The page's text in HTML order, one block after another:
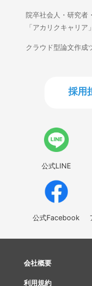
院卒社会人・研究者
「アカリクキャリア」
クラウド型論文作成
採用
公式LINE
公式Facebook
会社概要
利用規約